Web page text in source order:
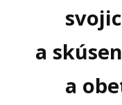
a
a